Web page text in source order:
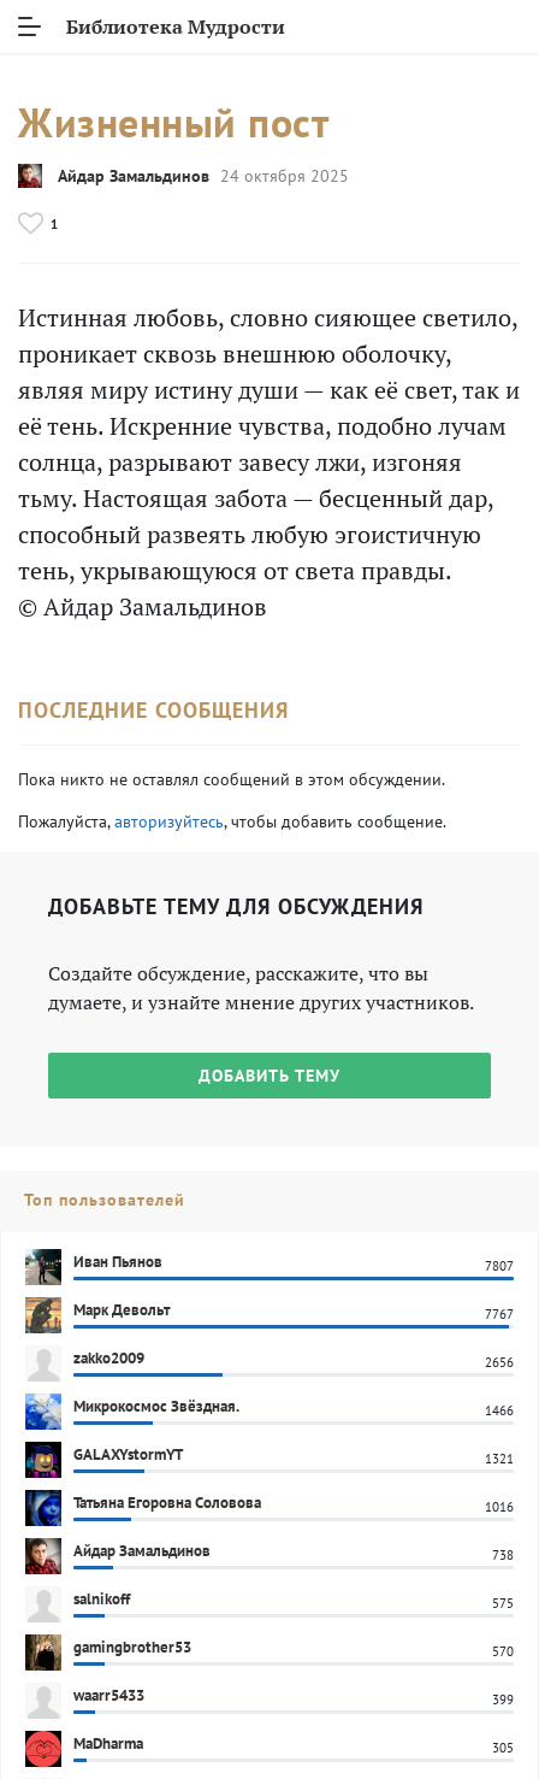
Библиотека Мудрости
Жизненный пост
Айдар Замальдинов 24 октября 2025
1
Истинная любовь, словно сияющее светило,
проникает сквозь внешнюю оболочку,
являя миру истину души — как её свет, так и
её тень. Искренние чувства, подобно лучам
солнца, разрывают завесу лжи, изгоняя
тьму. Настоящая забота — бесценный дар,
способный развеять любую эгоистичную
тень, укрывающуюся от света правды.
© Айдар Замальдинов
ПОСЛЕДНИЕ СООБЩЕНИЯ
Пока никто не оставлял сообщений в этом обсуждении.
Пожалуйста,авторизуйтесь, чтобы добавить сообщение.
ДОБАВЬТЕ ТЕМУ ДЛЯ ОБСУЖДЕНИЯ
Создайте обсуждение, расскажите, что вы
думаете, и узнайте мнение других участников.
ДОБАВИТЬ ТЕМУ
Топ пользователей
Иван Пьянов 7807
Марк Девольт 7767
zakko2009 2656
Микрокосмос Звёздная. 1466
GALAXYstormYT 1321
Татьяна Егоровна Соловова 1016
Айдар Замальдинов 738
salnikoff 575
gamingbrother53 570
waarr5433 399
MaDharma 305